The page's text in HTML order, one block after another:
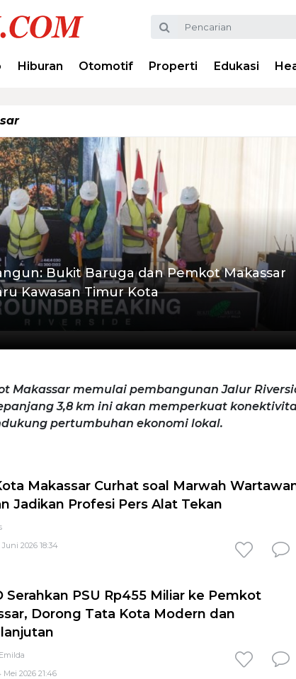
Hiburan Otomotif Properti Edukasi
Bukit Baruga dan Pemkot Makassar
Kawasan Timur Kota
Makassar memulai pembangunan Jalur
3,8 km ini akan memperkuat
pertumbuhan ekonomi lokal.
Makassar Curhat soal Marwah
Jadikan Profesi Pers Alat Tekan
Juni 2026 18:34
Serahkan PSU Rp455 Miliar ke Pemkot
Dorong Tata Kota Modern dan
Mei 2026 21:46